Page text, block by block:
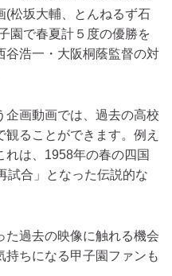
(松坂大輔、とんねるず石
園で春夏計５度の優勝を
谷浩一・大阪桐蔭監督の対
企画動画では、過去の高校
ることができます。例え
れは、1958年の春の四国
試合」となった伝説的な
た過去の映像に触れる機会
持ちになる甲子園ファンも